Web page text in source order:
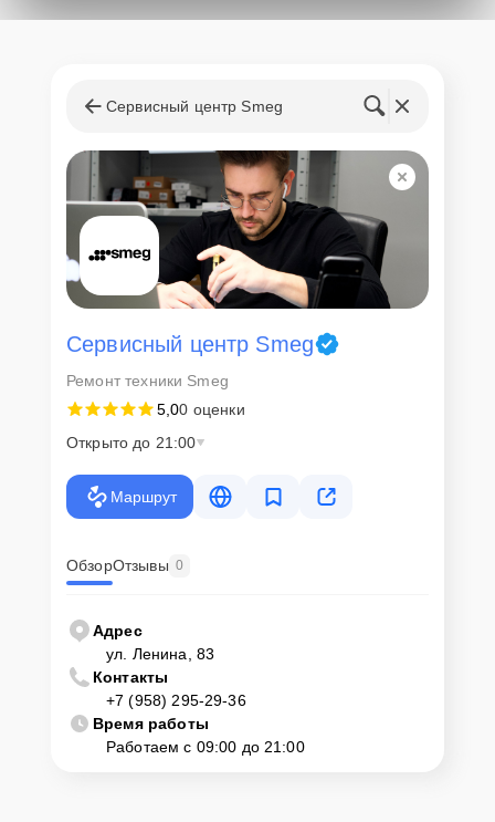
Сервисный центр Smeg
Сервисный центр Smeg
Ремонт техники Smeg
5,00 оценки
Открыто до 21:00
Маршрут
ОбзорОтзывы 0
Адрес
ул. Ленина, 83
Контакты
+7 (958) 295-29-36
Время работы
Работаем с 09:00 до 21:00